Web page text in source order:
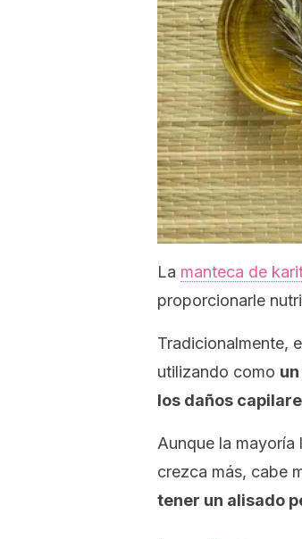
La manteca de
proporcionarle
Tradicionalmente,
utilizando como
los daños
Aunque la
crezca más, cabe
tener un alisado